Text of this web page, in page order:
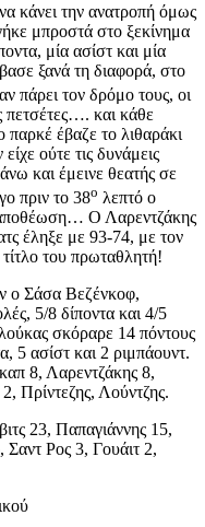
κάνει την ανατροπή όμως
μπροστά στο ξεκίνημα
μία ασίστ και μία
ξανά τη διαφορά, στο
πάρει τον δρόμο τους, οι
πετσέτες…. και κάθε
έβαζε το λιθαράκι
ούτε τις δυνάμεις
και έμεινε θεατής σε
πριν το 38ο λεπτό ο
Ο Λαρεντζάκης
έληξε με 93-74, με τον
του πρωταθλητή!
ο Σάσα Βεζένκοφ,
5/8 δίποντα και 4/5
σκόραρε 14 πόντους
5 ασίστ και 2 ριμπάουντ.
8, Λαρεντζάκης 8,
Πρίντεζης, Λούντζης.
23, Παπαγιάννης 15,
Ρος 3, Γουάιτ 2,